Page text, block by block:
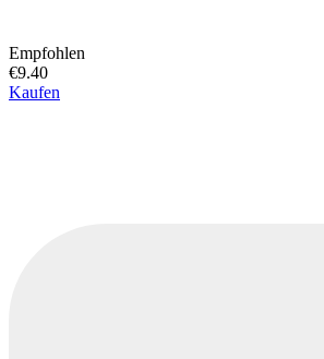
Empfohlen
€9.40
Kaufen